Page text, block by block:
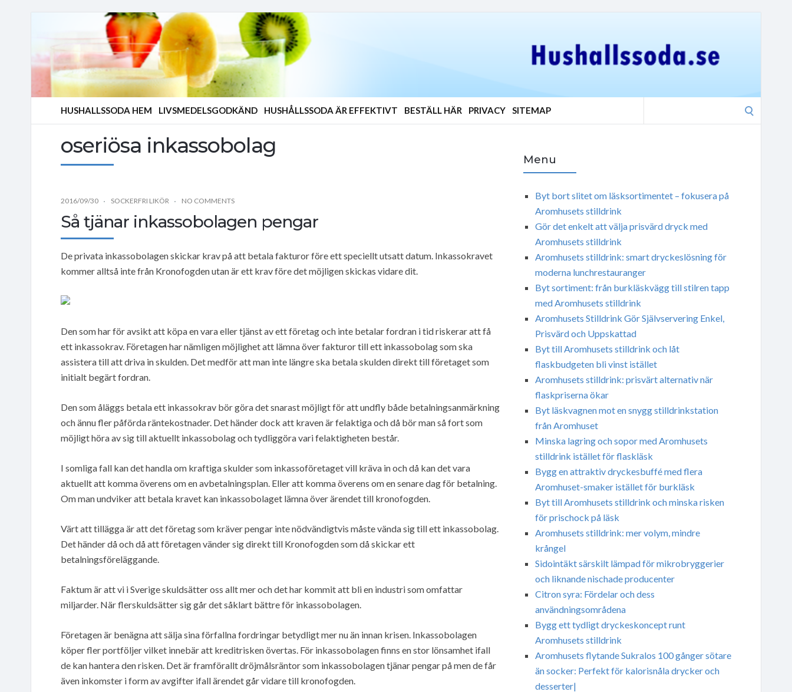
HUSHALLSSODA HEM LIVSMEDELSGODKÄND HUSHÅLLSSODA ÄR EFFEKTIVT BESTÄLL HÄR PRIVACY SITEMAP
oseriösa inkassobolag
2016/09/30 SOCKERFRI LIKÖR NO COMMENTS
Så tjänar inkassobolagen pengar
De privata inkassobolagen skickar krav på att betala fakturor före ett speciellt utsatt datum. Inkassokravet
kommer alltså inte från Kronofogden utan är ett krav före det möjligen skickas vidare dit.
Den som har för avsikt att köpa en vara eller tjänst av ett företag och inte betalar fordran i tid riskerar att få
ett inkassokrav. Företagen har nämligen möjlighet att lämna över fakturor till ett inkassobolag som ska
assistera till att driva in skulden. Det medför att man inte längre ska betala skulden direkt till företaget som
initialt begärt fordran.
Den som åläggs betala ett inkassokrav bör göra det snarast möjligt för att undfly både betalningsanmärkning
och ännu fler påförda räntekostnader. Det händer dock att kraven är felaktiga och då bör man så fort som
möjligt höra av sig till aktuellt inkassobolag och tydliggöra vari felaktigheten består.
I somliga fall kan det handla om kraftiga skulder som inkassoföretaget vill kräva in och då kan det vara
aktuellt att komma överens om en avbetalningsplan. Eller att komma överens om en senare dag för betalning.
Om man undviker att betala kravet kan inkassobolaget lämna över ärendet till kronofogden.
Värt att tillägga är att det företag som kräver pengar inte nödvändigtvis måste vända sig till ett inkassobolag.
Det händer då och då att företagen vänder sig direkt till Kronofogden som då skickar ett
betalningsföreläggande.
Faktum är att vi i Sverige skuldsätter oss allt mer och det har kommit att bli en industri som omfattar
miljarder. När flerskuldsätter sig går det såklart bättre för inkassobolagen.
Företagen är benägna att sälja sina förfallna fordringar betydligt mer nu än innan krisen. Inkassobolagen
köper fler portföljer vilket innebär att kreditrisken övertas. För inkassobolagen finns en stor lönsamhet ifall
de kan hantera den risken. Det är framförallt dröjmålsräntor som inkassobolagen tjänar pengar på men de får
även inkomster i form av avgifter ifall ärendet går vidare till kronofogden.
Menu
Byt bort slitet om läsksortimentet – fokusera på
Aromhusets stilldrink
Gör det enkelt att välja prisvärd dryck med
Aromhusets stilldrink
Aromhusets stilldrink: smart dryckeslösning för
moderna lunchrestauranger
Byt sortiment: från burkläskvägg till stilren tapp
med Aromhusets stilldrink
Aromhusets Stilldrink Gör Självservering Enkel,
Prisvärd och Uppskattad
Byt till Aromhusets stilldrink och låt
flaskbudgeten bli vinst istället
Aromhusets stilldrink: prisvärt alternativ när
flaskpriserna ökar
Byt läskvagnen mot en snygg stilldrinkstation
från Aromhuset
Minska lagring och sopor med Aromhusets
stilldrink istället för flaskläsk
Bygg en attraktiv dryckesbuffé med flera
Aromhuset-smaker istället för burkläsk
Byt till Aromhusets stilldrink och minska risken
för prischock på läsk
Aromhusets stilldrink: mer volym, mindre
krångel
Sidointäkt särskilt lämpad för mikrobryggerier
och liknande nischade producenter
Citron syra: Fördelar och dess
användningsområdena
Bygg ett tydligt dryckeskoncept runt
Aromhusets stilldrink
Aromhusets flytande Sukralos 100 gånger sötare
än socker: Perfekt för kalorisnåla drycker och
desserter|